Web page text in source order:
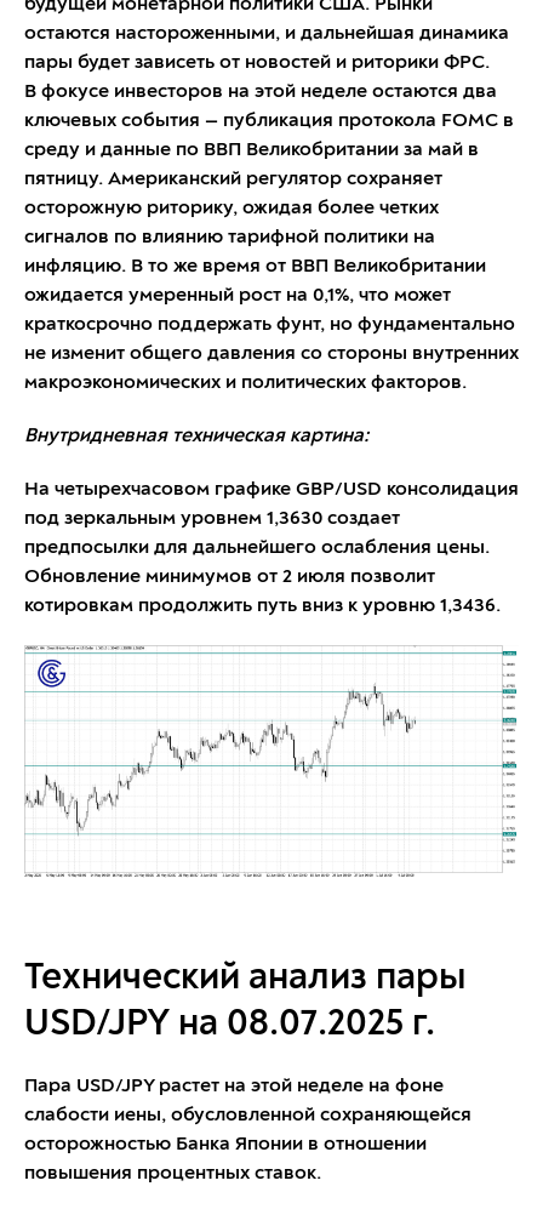
будущей монетарной политики США. Рынки
остаются настороженными, и дальнейшая динамика
пары будет зависеть от новостей и риторики ФРС.
В фокусе инвесторов на этой неделе остаются два
ключевых события — публикация протокола FOMC в
среду и данные по ВВП Великобритании за май в
пятницу. Американский регулятор сохраняет
осторожную риторику, ожидая более четких
сигналов по влиянию тарифной политики на
инфляцию. В то же время от ВВП Великобритании
ожидается умеренный рост на 0,1%, что может
краткосрочно поддержать фунт, но фундаментально
не изменит общего давления со стороны внутренних
макроэкономических и политических факторов.
Внутридневная техническая картина:
На четырехчасовом графике GBP/USD консолидация
под зеркальным уровнем 1,3630 создает
предпосылки для дальнейшего ослабления цены.
Обновление минимумов от 2 июля позволит
котировкам продолжить путь вниз к уровню 1,3436.
Технический анализ пары
USD/JPY на 08.07.2025 г.
Пара USD/JPY растет на этой неделе на фоне
слабости иены, обусловленной сохраняющейся
осторожностью Банка Японии в отношении
повышения процентных ставок.